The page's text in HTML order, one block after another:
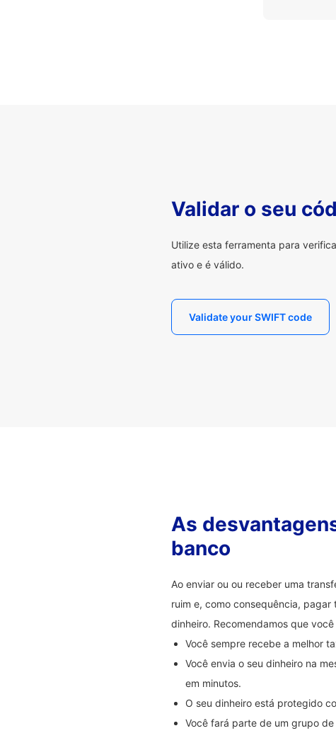
Validar o seu
Utilize esta ferramenta para
ativo e é válido.
Validate your SWIFT code
As
banco
Ao enviar ou ou receber uma
ruim e, como consequência,
dinheiro. Recomendamos que você
Você sempre recebe a melhor
Você envia o seu dinheiro na
em minutos.
O seu dinheiro está protegido
Você fará parte de um grupo